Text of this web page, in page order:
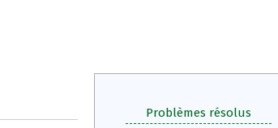
Problèmes résolus